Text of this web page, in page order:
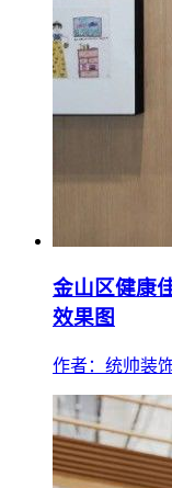
金山区健康
效果图
作者：统帅装